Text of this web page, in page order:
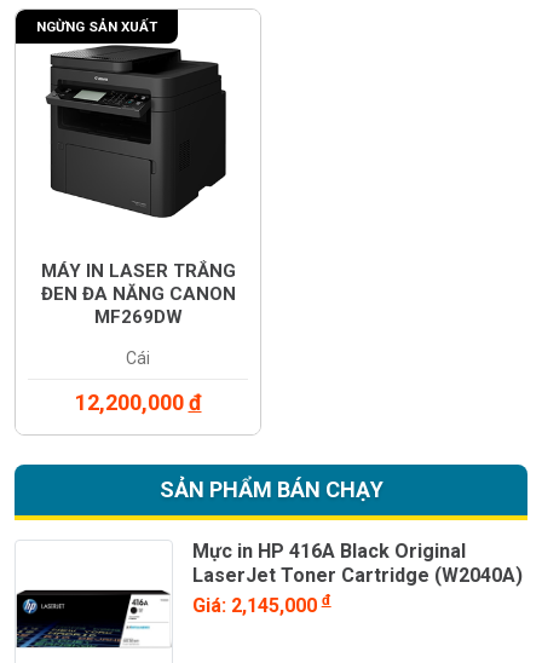
NGỪNG SẢN XUẤT
MÁY IN LASER TRẮNG
ĐEN ĐA NĂNG CANON
MF269DW
Cái
12,200,000đ
SẢN PHẨM BÁN CHẠY
Mực in HP 416A Black Original
LaserJet Toner Cartridge (W2040A)
Giá: 2,145,000đ